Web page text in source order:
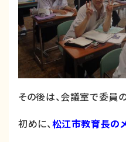
その後は、会議室で委員
初めに、松江市教育長の